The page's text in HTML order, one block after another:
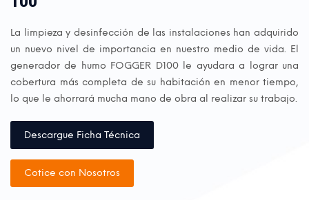
La limpieza y desinfección de las instalaciones han adquirido
un nuevo nivel de importancia en nuestro medio de vida. El
generador de humo FOGGER D100 le ayudara a lograr una
cobertura más completa de su habitación en menor tiempo,
lo que le ahorrará mucha mano de obra al realizar su trabajo.
Descargue Ficha Técnica
Cotice con Nosotros